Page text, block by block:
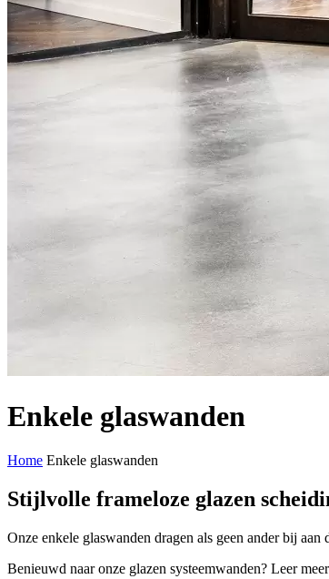
Enkele glaswanden
Home Enkele glaswanden
Stijlvolle frameloze glazen
Onze enkele glaswanden dragen als geen ander bij
Benieuwd naar onze glazen systeemwanden? Leer